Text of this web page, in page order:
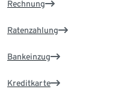
Rechnung
Ratenzahlung
Bankeinzug
Kreditkarte